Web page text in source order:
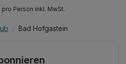
pro Person inkl. MwSt.
Bad Hofgastein